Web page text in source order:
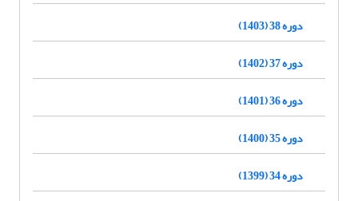
دوره 38 (1403)
دوره 37 (1402)
دوره 36 (1401)
دوره 35 (1400)
دوره 34 (1399)